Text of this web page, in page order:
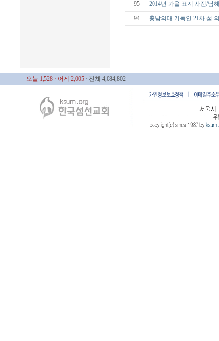
95 2014년 가을 표지 사진/남
94 충남의대 기독인 21차 섬
오늘 1,528 · 어제 2,005 · 전체 4,084,802